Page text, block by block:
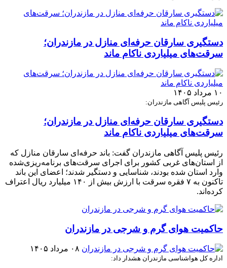
دستگیری سارقان حرفه‌ای منازل در مازندران؛
سرقت‌های میلیاردی ناکام ماند
۱۰ مرداد ۱۴۰۵
رئیس پلیس آگاهی مازندران:
دستگیری سارقان حرفه‌ای منازل در مازندران؛
سرقت‌های میلیاردی ناکام ماند
رئیس پلیس آگاهی مازندران گفت: باند حرفه‌ای سارقان منازل که
از استان‌های غربی کشور برای اجرای سرقت‌های برنامه‌ریزی‌شده
وارد استان شده بودند، شناسایی و دستگیر شدند؛ اعضای این باند
تاکنون به ۷ فقره سرقت با ارزش بیش از ۱۴۰ میلیارد ریال اعتراف
کرده‌اند.
حاکمیت هوای گرم و شرجی در مازندران
۰۸ مرداد ۱۴۰۵
اداره کل هواشناسی مازندران هشدار داد: